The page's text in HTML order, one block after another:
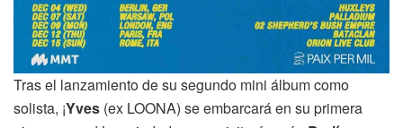
Tras el lanzamiento de su segundo mini álbum como
solista, ¡Yves (ex LOONA) se embarcará en su primera